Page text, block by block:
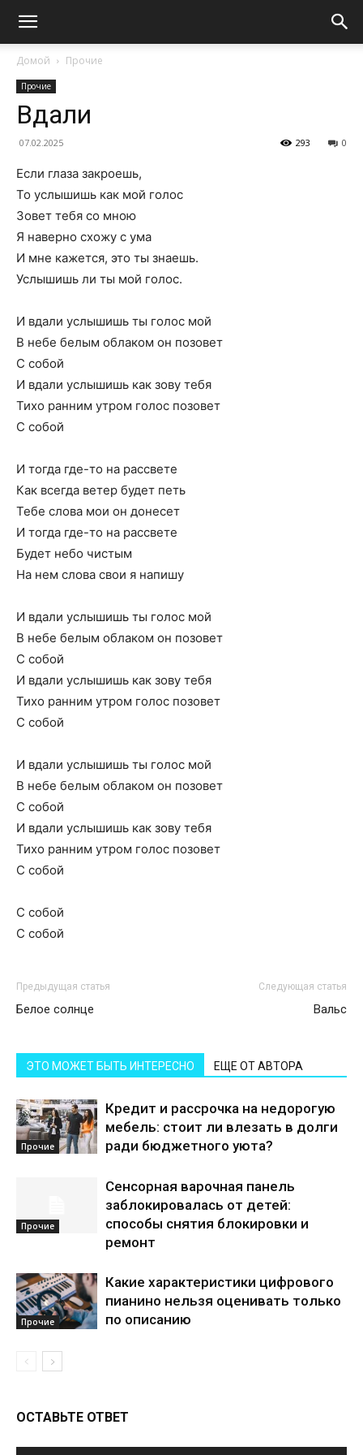
Домой Прочие
Прочие
Вдали
07.02.2025 0
293
Если глаза закроешь,
То услышишь как мой голос
Зовет тебя со мною
Я наверно схожу с ума
И мне кажется, это ты знаешь.
Услышишь ли ты мой голос.
И вдали услышишь ты голос мой
В небе белым облаком он позовет
С собой
И вдали услышишь как зову тебя
Тихо ранним утром голос позовет
С собой
И тогда где-то на рассвете
Как всегда ветер будет петь
Тебе слова мои он донесет
И тогда где-то на рассвете
Будет небо чистым
На нем слова свои я напишу
И вдали услышишь ты голос мой
В небе белым облаком он позовет
С собой
И вдали услышишь как зову тебя
Тихо ранним утром голос позовет
С собой
И вдали услышишь ты голос мой
В небе белым облаком он позовет
С собой
И вдали услышишь как зову тебя
Тихо ранним утром голос позовет
С собой
С собой
С собой
Предыдущая статья
Белое солнце
Следующая статья
Вальс
ЭТО МОЖЕТ БЫТЬ ИНТЕРЕСНО ЕЩЕ ОТ АВТОРА
Прочие
Кредит и рассрочка на недорогую
мебель: стоит ли влезать в долги
ради бюджетного уюта?
Прочие
Сенсорная варочная панель
заблокировалась от детей:
способы снятия блокировки и
ремонт
Прочие
Какие характеристики цифрового
пианино нельзя оценивать только
по описанию
ОСТАВЬТЕ ОТВЕТ